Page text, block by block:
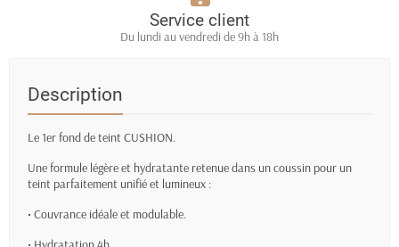
Service client
Du lundi au vendredi de 9h à 18h
Description
Le 1er fond de teint CUSHION.
Une formule légère et hydratante retenue dans un coussin pour un
teint parfaitement unifié et lumineux :
• Couvrance idéale et modulable.